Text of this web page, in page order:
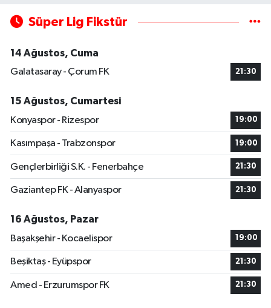
Süper Lig Fikstür
14 Ağustos, Cuma
Galatasaray - Çorum FK
21:30
15 Ağustos, Cumartesi
Konyaspor - Rizespor
19:00
Kasımpaşa - Trabzonspor 19:00
Gençlerbirliği S.K. - Fenerbahçe 21:30
Gaziantep FK - Alanyaspor 21:30
16 Ağustos, Pazar
Başakşehir - Kocaelispor
19:00
Beşiktaş - Eyüpspor 21:30
Amed - Erzurumspor FK 21:30